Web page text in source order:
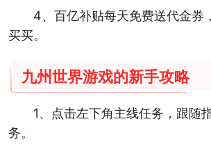
4、百亿补贴每天免费送代金券
买买。
九州世界游戏的新手攻略
1、点击左下角主线任务，跟随
务。